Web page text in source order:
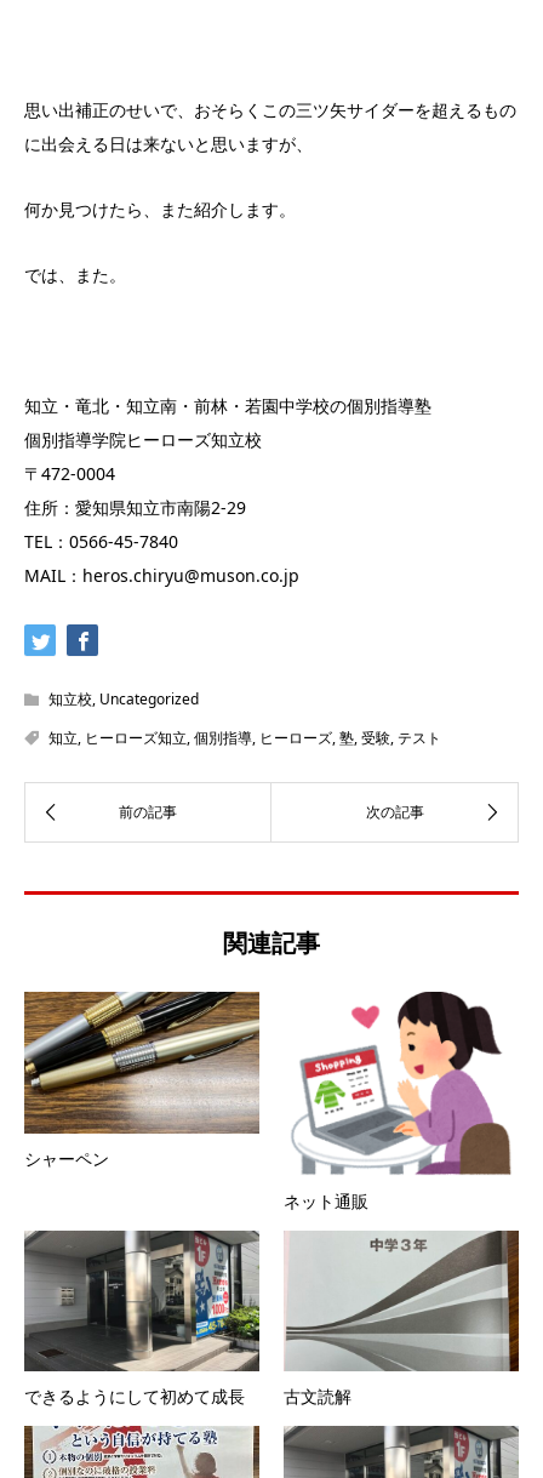
思い出補正のせいで、おそらくこの三ツ矢サイダーを超えるもの
に出会える日は来ないと思いますが、
何か見つけたら、また紹介します。
では、また。
知立・竜北・知立南・前林・若園中学校の個別指導塾
個別指導学院ヒーローズ知立校
〒472-0004
住所：愛知県知立市南陽2-29
TEL：0566-45-7840
MAIL：heros.chiryu@muson.co.jp
知立校, Uncategorized
知立, ヒーローズ知立,個別指導, ヒーローズ,塾,受験,テスト
関連記事
シャーペン
ネット通販
できるようにして初めて成長 古文読解